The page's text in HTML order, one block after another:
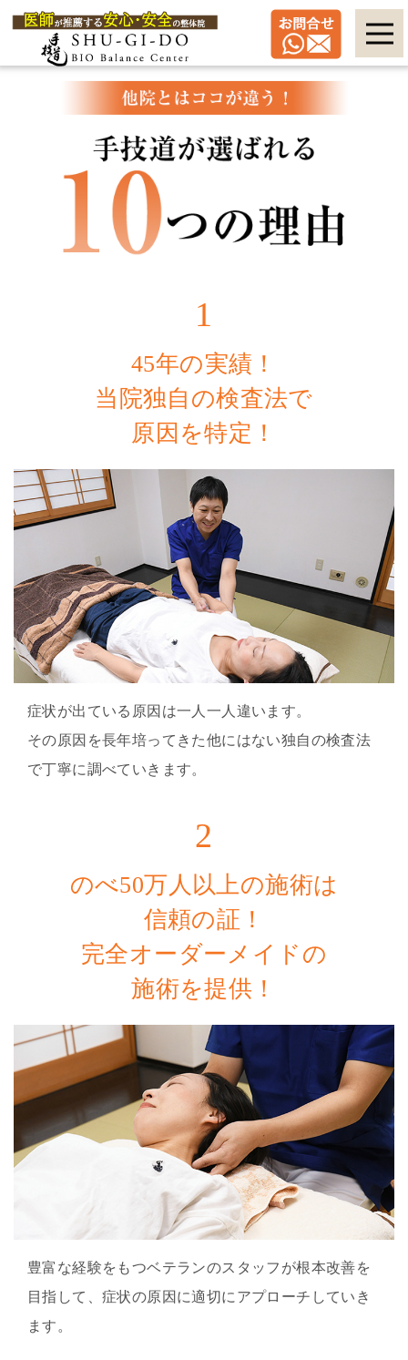
1
45年の実績！
当院独自の検査法で
原因を特定！
症状が出ている原因は一人一人違います。
その原因を長年培ってきた他にはない独自の検査法
で丁寧に調べていきます。
2
のべ50万人以上の施術は
信頼の証！
完全オーダーメイドの
施術を提供！
豊富な経験をもつベテランのスタッフが根本改善を
目指して、症状の原因に適切にアプローチしていき
ます。